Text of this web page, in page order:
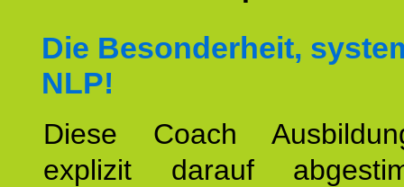
Die Besonderheit,
NLP!
Diese Coach
explizit darauf